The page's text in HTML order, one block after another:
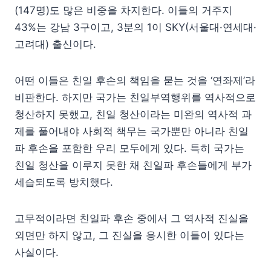
(147명)도 많은 비중을 차지한다. 이들의 거주지
43%는 강남 3구이고, 3분의 1이 SKY(서울대·연세대·
고려대) 출신이다.
어떤 이들은 친일 후손의 책임을 묻는 것을 ‘연좌제’라
비판한다. 하지만 국가는 친일부역행위를 역사적으로
청산하지 못했고, 친일 청산이라는 미완의 역사적 과
제를 풀어내야 사회적 책무는 국가뿐만 아니라 친일
파 후손을 포함한 우리 모두에게 있다. 특히 국가는
친일 청산을 이루지 못한 채 친일파 후손들에게 부가
세습되도록 방치했다.
고무적이라면 친일파 후손 중에서 그 역사적 진실을
외면만 하지 않고, 그 진실을 응시한 이들이 있다는
사실이다.